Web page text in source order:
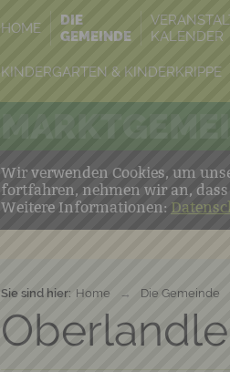
HOME
DIE
GEMEINDE
KALENDER
KINDERGARTEN & KINDERKRIPPE
Wir verwenden Cookies, um
fortfahren, nehmen wir an,
Weitere Informationen:
Sie sind hier: Home → Die Gemeinde